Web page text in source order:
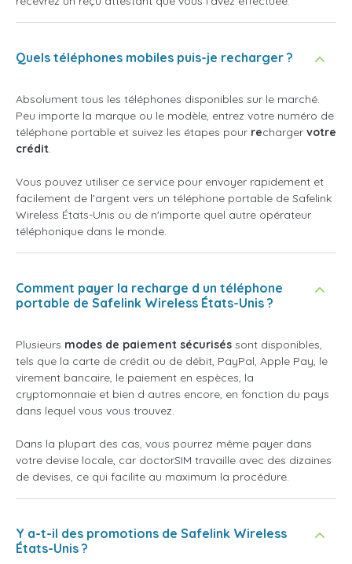
Quels téléphones mobiles puis-je recharger ?
Absolument tous les téléphones disponibles sur le marché.
Peu importe la marque ou le modèle, entrez votre numéro de
téléphone portable et suivez les étapes pour recharger votre
crédit.
Vous pouvez utiliser ce service pour envoyer rapidement et
facilement de l'argent vers un téléphone portable de Safelink
Wireless États-Unis ou de n'importe quel autre opérateur
téléphonique dans le monde.
Comment payer la recharge d un téléphone
portable de Safelink Wireless États-Unis ?
Plusieurs modes de paiement sécurisés sont disponibles,
tels que la carte de crédit ou de débit, PayPal, Apple Pay, le
virement bancaire, le paiement en espèces, la
cryptomonnaie et bien d autres encore, en fonction du pays
dans lequel vous vous trouvez.
Dans la plupart des cas, vous pourrez même payer dans
votre devise locale, car doctorSIM travaille avec des dizaines
de devises, ce qui facilite au maximum la procédure.
Y a-t-il des promotions de Safelink Wireless
États-Unis ?